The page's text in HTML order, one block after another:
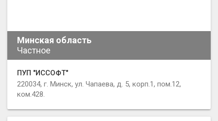
Минская область
Частное
ПУП "ИССОФТ"
220034, г. Минск, ул. Чапаева, д. 5, корп.1, пом.12,
ком.428.